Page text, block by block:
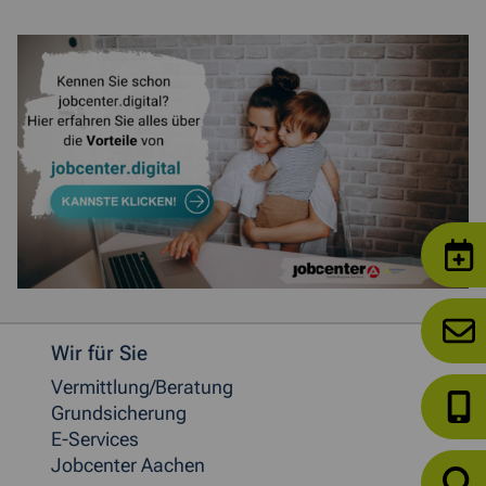
Weitere allgemeine Informationen
Wir für Sie
Vermittlung/Beratung
Grundsicherung
E-Services
Jobcenter Aachen